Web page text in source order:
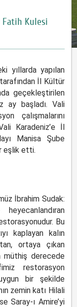
Fatih Kulesi
yıllarda yapılan
İl Kültür
geçekleştirilen
ay başladı. Vali
çalışmalarını
Karadeniz’e İl
Manisa Şube
eşlik etti.
İbrahim Sudak:
Bu
kaplayan kalın
ortaya çıkan
müthiş derecede
restorasyon
uygun bir şekilde
zemin katı Hilali
Saray-ı Amire’yi